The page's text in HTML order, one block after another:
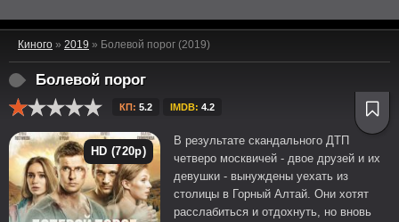
Киного » 2019 » Болевой порог (2019)
Болевой порог
КП: 5.2 IMDB: 4.2
HD (720p)
В результате скандального ДТП
четверо москвичей - двое друзей и их
девушки - вынуждены уехать из
столицы в Горный Алтай. Они хотят
расслабиться и отдохнуть, но вновь